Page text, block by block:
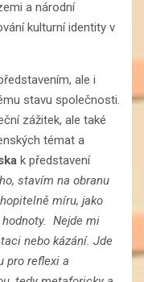
a národní
kulturní identity v
ale i
stavu společnosti.
zážitek, ale také
témat a
k představení
stavím na obranu
míru, jako
Nejde mi
nebo kázání. Jde
pro reflexi a